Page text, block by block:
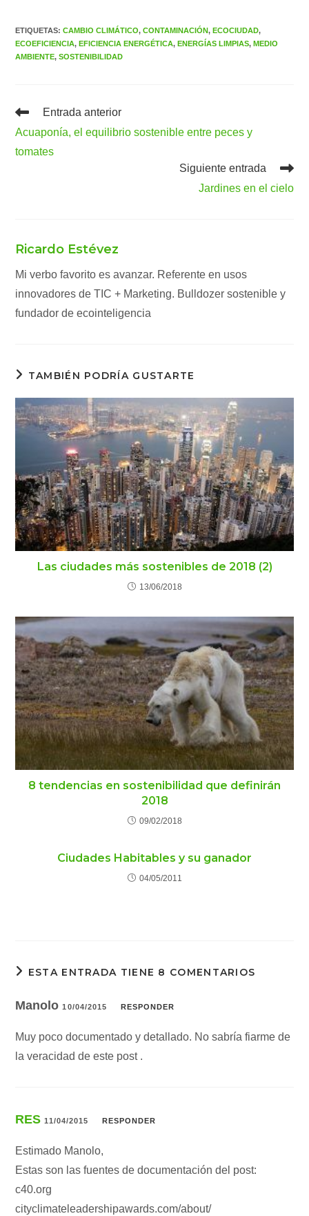
ETIQUETAS:CAMBIO CLIMÁTICO, CONTAMINACIÓN, ECOCIUDAD,
ECOEFICIENCIA, EFICIENCIA ENERGÉTICA, ENERGÍAS LIMPIAS, MEDIO
AMBIENTE, SOSTENIBILIDAD
Leer
artículos
Entrada anterior
Acuaponía, el equilibrio sostenible entre peces y
tomates
Siguiente entrada
Jardines en el cielo
Ricardo Estévez
Mi verbo favorito es avanzar. Referente en usos
innovadores de TIC + Marketing. Bulldozer sostenible y
fundador de ecointeligencia
TAMBIÉN PODRÍA GUSTARTE
Las ciudades más sostenibles de 2018 (2)
13/06/2018
8 tendencias en sostenibilidad que definirán
2018
09/02/2018
Ciudades Habitables y su ganador
04/05/2011
ESTA ENTRADA TIENE 8 COMENTARIOS
Manolo10/04/2015 RESPONDER
Muy poco documentado y detallado. No sabría fiarme de
la veracidad de este post .
RES 11/04/2015 RESPONDER
Estimado Manolo,
Estas son las fuentes de documentación del post:
c40.org
cityclimateleadershipawards.com/about/